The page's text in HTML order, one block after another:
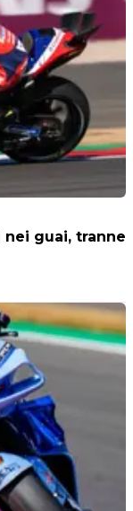
guai, tranne